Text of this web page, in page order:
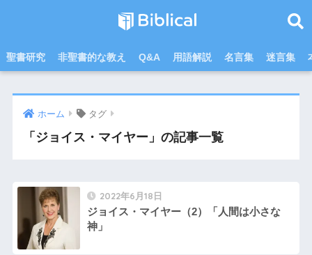
聖書研究 非聖書的な教え Q&A 用語解説 名言集 迷言集
ホーム タグ
「ジョイス・マイヤー」の記事一覧
2022年6月18日
ジョイス・マイヤー（2）「人間は小さな
神」